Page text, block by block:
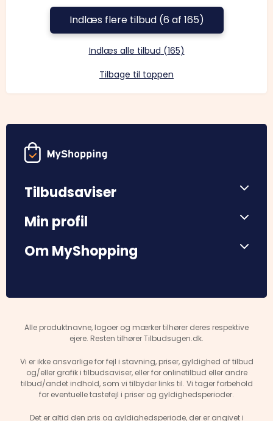
Indlæs flere tilbud (6 af 165)
Indlæs alle tilbud (165)
Tilbage til toppen
Tilbudsaviser
Min profil
Om MyShopping
Alle produktnavne, logoer og mærker tilhører deres respektive
ejere. Resten tilhører Tilbudsugen.dk.
Vi er ikke ansvarlige for fejl i stavning, priser, gyldighed af tilbud
og/eller grafik i tilbudsaviser, eller for onlinetilbud eller andre
tilbud/andet indhold, som vi tilbyder links til. Vi tager forbehold
for eventuelle tastefejl i priser og gyldighedsperioder.
Det er altid den pris og gyldighedsperiode, der er angivet i